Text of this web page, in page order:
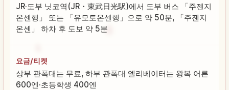
JR·도부 닛코역(JR・東武日光駅)에서 도부 버스 「주젠지
온센행」 또는 「유모토온센행」으로 약 50분, 「주젠지
온센」 하차 후 도보 약 5분
요금/티켓
상부 관폭대는 무료, 하부 관폭대 엘리베이터는 왕복 어른
600엔·초등학생 400엔